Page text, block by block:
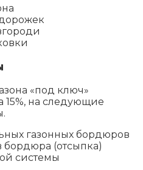
«под ключ»
15%, на следующие
газонных бордюров
(отсыпка)
системы